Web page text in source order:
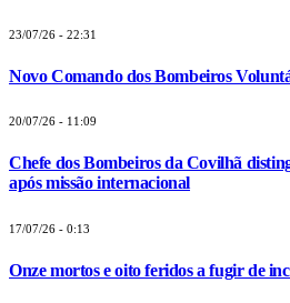
23/07/26 - 22:31
Novo Comando dos Bombeiros
20/07/26 - 11:09
Chefe dos Bombeiros da Covilhã
após missão internacional
17/07/26 - 0:13
Onze mortos e oito feridos a fugir de